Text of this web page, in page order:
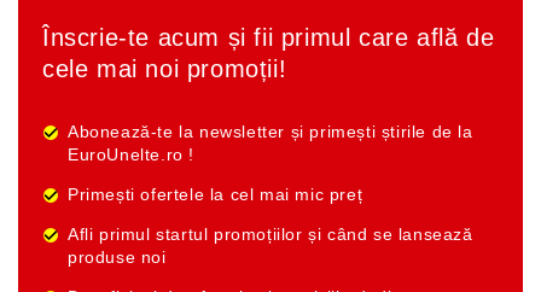
Înscrie-te acum și fii primul care află de
cele mai noi promoții!
Abonează-te la newsletter și primești știrile de la
EuroUnelte.ro !
Primești ofertele la cel mai mic preț
Afli primul startul promoțiilor și când se lansează
produse noi